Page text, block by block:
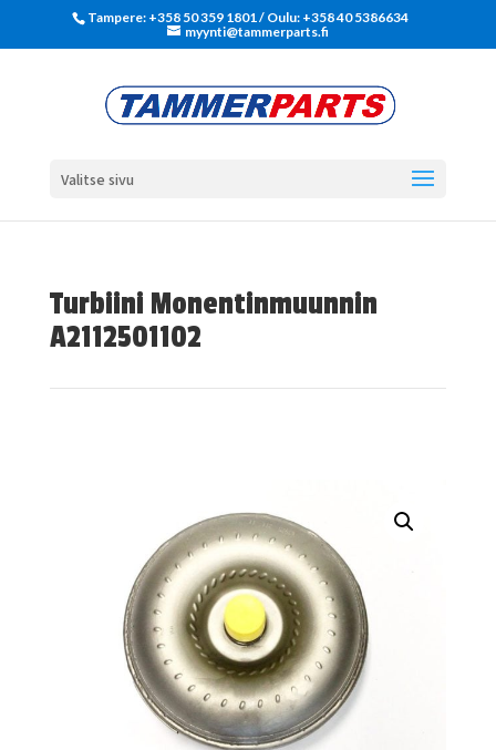
Tampere: +358 50 359 1801‬ / Oulu: +358 40 5386634
myynti@tammerparts.fi
Valitse sivu
Turbiini Monentinmuunnin
A2112501102